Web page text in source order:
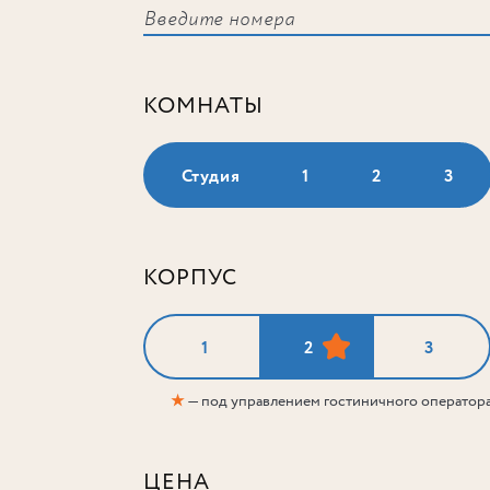
КОМНАТЫ
Студия 1 2 3
КОРПУС
1 2 3
★— под управлением гостиничного
ЦЕНА